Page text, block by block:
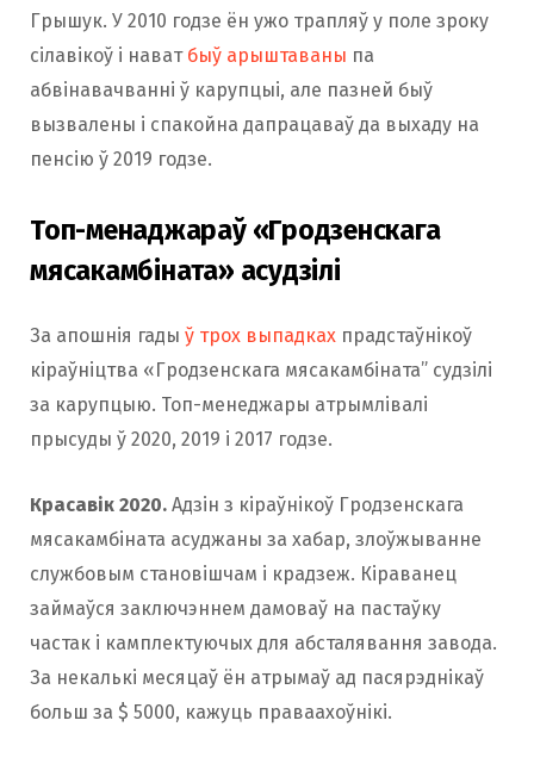
Грышук. У 2010 годзе ён ужо трапляў у поле зроку
сілавікоў і нават быў арыштаваны па
абвінавачванні ў карупцыі, але пазней быў
вызвалены і спакойна дапрацаваў да выхаду на
пенсію ў 2019 годзе.
Топ-менаджараў «Гродзенскага
мясакамбіната» асудзілі
За апошнія гады ў трох выпадках прадстаўнікоў
кіраўніцтва «Гродзенскага мясакамбіната” судзілі
за карупцыю. Топ-менеджары атрымлівалі
прысуды ў 2020, 2019 і 2017 годзе.
Красавік 2020. Адзін з кіраўнікоў Гродзенскага
мясакамбіната асуджаны за хабар, злоўжыванне
службовым становішчам і крадзеж. Кіраванец
займаўся заключэннем дамоваў на пастаўку
частак і камплектуючых для абсталявання завода.
За некалькі месяцаў ён атрымаў ад пасярэднікаў
больш за $ 5000, кажуць праваахоўнікі.